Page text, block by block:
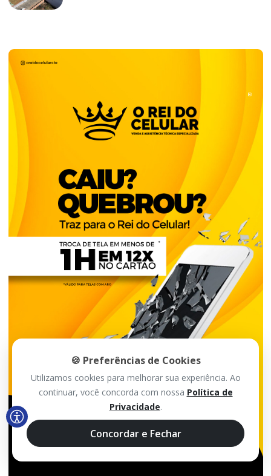
🍪 Preferências de Cookies
Utilizamos cookies para melhorar sua experiência. Ao
continuar, você concorda com nossa Política de
Privacidade.
Concordar e Fechar